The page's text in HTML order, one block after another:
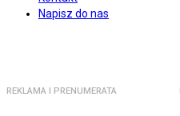
Napisz do nas
REKLAMA I PRENUMERATA